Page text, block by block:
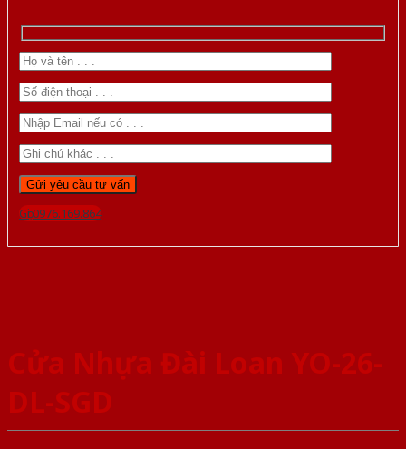
Gọi 0976.169.864
Cửa Nhựa Đài Loan YO-26-
DL-SGD